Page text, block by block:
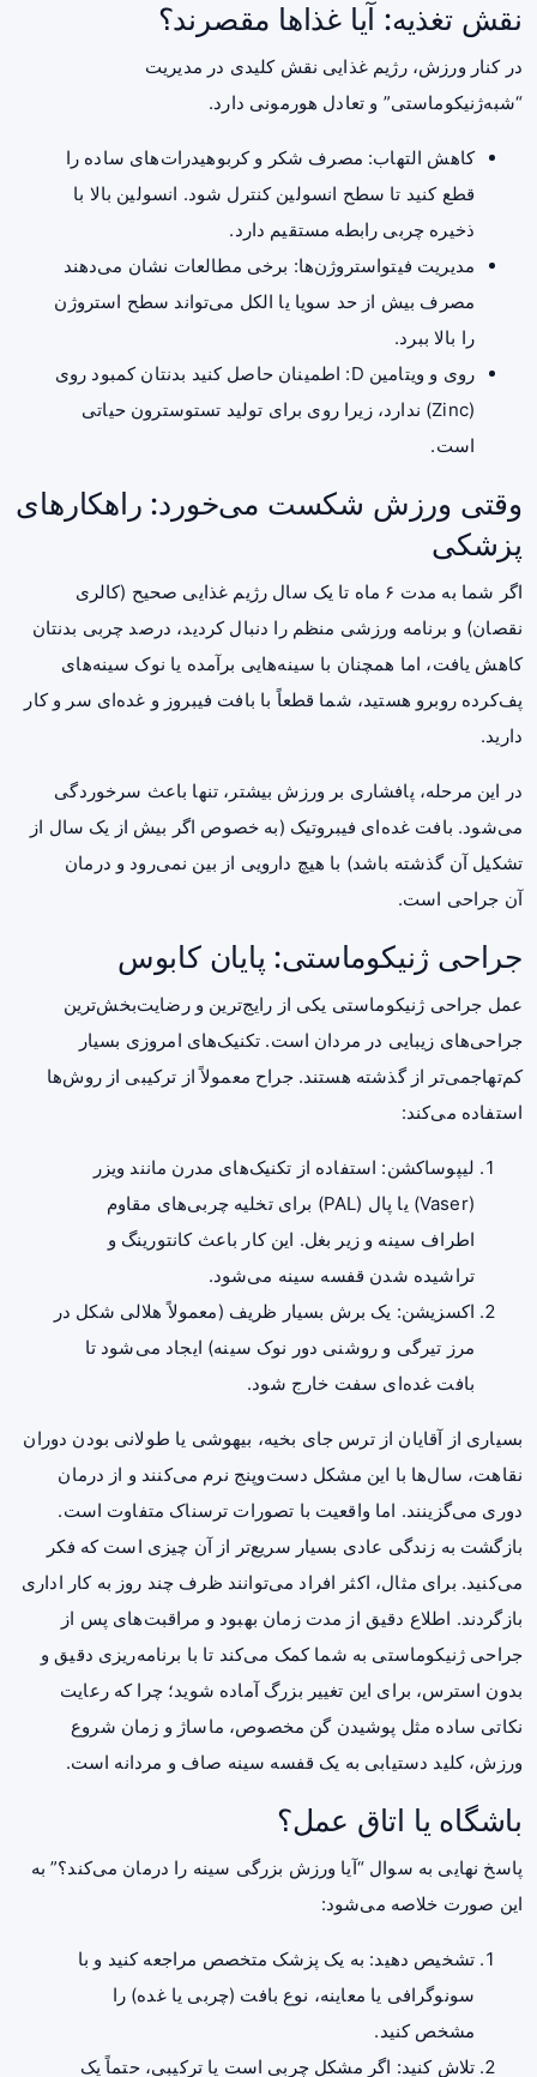
نقش تغذیه: آیا غذاها مقصرند؟
در کنار ورزش، رژیم غذایی نقش کلیدی در مدیریت
“شبه‌ژنیکوماستی” و تعادل هورمونی دارد.
کاهش التهاب: مصرف شکر و کربوهیدرات‌های ساده را
قطع کنید تا سطح انسولین کنترل شود. انسولین بالا با
ذخیره چربی رابطه مستقیم دارد.
مدیریت فیتواستروژن‌ها: برخی مطالعات نشان می‌دهند
مصرف بیش از حد سویا یا الکل می‌تواند سطح استروژن
را بالا ببرد.
روی و ویتامین D: اطمینان حاصل کنید بدنتان کمبود روی
(Zinc) ندارد، زیرا روی برای تولید تستوسترون حیاتی
است.
وقتی ورزش شکست می‌خورد: راهکارهای
پزشکی
اگر شما به مدت ۶ ماه تا یک سال رژیم غذایی صحیح (کالری
نقصان) و برنامه ورزشی منظم را دنبال کردید، درصد چربی بدنتان
کاهش یافت، اما همچنان با سینه‌هایی برآمده یا نوک سینه‌های
پف‌کرده روبرو هستید، شما قطعاً با بافت فیبروز و غده‌ای سر و کار
دارید.
در این مرحله، پافشاری بر ورزش بیشتر، تنها باعث سرخوردگی
می‌شود. بافت غده‌ای فیبروتیک (به خصوص اگر بیش از یک سال از
تشکیل آن گذشته باشد) با هیچ دارویی از بین نمی‌رود و درمان
آن جراحی است.
جراحی ژنیکوماستی: پایان کابوس
عمل جراحی ژنیکوماستی یکی از رایج‌ترین و رضایت‌بخش‌ترین
جراحی‌های زیبایی در مردان است. تکنیک‌های امروزی بسیار
کم‌تهاجمی‌تر از گذشته هستند. جراح معمولاً از ترکیبی از روش‌ها
استفاده می‌کند:
لیپوساکشن: استفاده از تکنیک‌های مدرن مانند ویزر
(Vaser) یا پال (PAL) برای تخلیه چربی‌های مقاوم
اطراف سینه و زیر بغل. این کار باعث کانتورینگ و
تراشیده شدن قفسه سینه می‌شود.
اکسزیشن: یک برش بسیار ظریف (معمولاً هلالی شکل در
مرز تیرگی و روشنی دور نوک سینه) ایجاد می‌شود تا
بافت غده‌ای سفت خارج شود.
بسیاری از آقایان از ترس جای بخیه، بیهوشی یا طولانی بودن دوران
نقاهت، سال‌ها با این مشکل دست‌وپنج نرم می‌کنند و از درمان
دوری می‌گزینند. اما واقعیت با تصورات ترسناک متفاوت است.
بازگشت به زندگی عادی بسیار سریع‌تر از آن چیزی است که فکر
می‌کنید. برای مثال، اکثر افراد می‌توانند ظرف چند روز به کار اداری
بازگردند. اطلاع دقیق از مدت زمان بهبود و مراقبت‌های پس از
جراحی ژنیکوماستی به شما کمک می‌کند تا با برنامه‌ریزی دقیق و
بدون استرس، برای این تغییر بزرگ آماده شوید؛ چرا که رعایت
نکاتی ساده مثل پوشیدن گن مخصوص، ماساژ و زمان شروع
ورزش، کلید دستیابی به یک قفسه سینه صاف و مردانه است.
باشگاه یا اتاق عمل؟
پاسخ نهایی به سوال “آیا ورزش بزرگی سینه را درمان می‌کند؟” به
این صورت خلاصه می‌شود:
تشخیص دهید: به یک پزشک متخصص مراجعه کنید و با
سونوگرافی یا معاینه، نوع بافت (چربی یا غده) را
مشخص کنید.
تلاش کنید: اگر مشکل چربی است یا ترکیبی، حتماً یک